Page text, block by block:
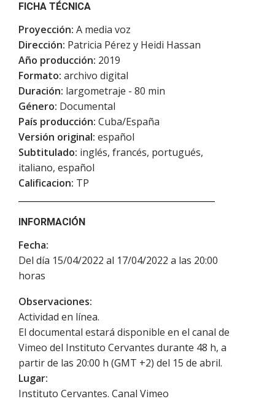
FICHA TÉCNICA
Proyección: A media voz
Dirección: Patricia Pérez y Heidi Hassan
Año producción: 2019
Formato: archivo digital
Duración: largometraje - 80 min
Género: Documental
País producción: Cuba/España
Versión original: español
Subtitulado: inglés, francés, portugués,
italiano, español
Calificacion: TP
INFORMACIÓN
Fecha:
Del día 15/04/2022 al 17/04/2022 a las 20:00
horas
Observaciones:
Actividad en línea.
El documental estará disponible en el canal de
Vimeo del Instituto Cervantes durante 48 h, a
partir de las 20:00 h (GMT +2) del 15 de abril.
Lugar:
Instituto Cervantes. Canal Vimeo